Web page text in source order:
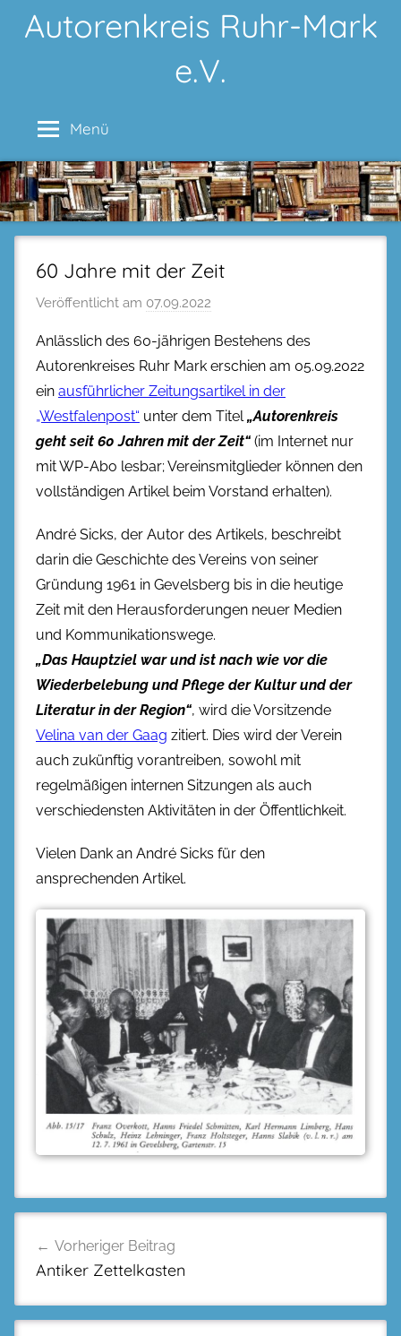
InhaltAutorenkreis Ruhr-Mark
e.V.
Menü
60 Jahre mit der Zeit
Veröffentlicht am 07.09.2022
Anlässlich des 60-jährigen Bestehens des
Autorenkreises Ruhr Mark erschien am 05.09.2022
ein ausführlicher Zeitungsartikel in der
„Westfalenpost“ unter dem Titel „Autorenkreis
geht seit 60 Jahren mit der Zeit“ (im Internet nur
mit WP-Abo lesbar; Vereinsmitglieder können den
vollständigen Artikel beim Vorstand erhalten).
André Sicks, der Autor des Artikels, beschreibt
darin die Geschichte des Vereins von seiner
Gründung 1961 in Gevelsberg bis in die heutige
Zeit mit den Herausforderungen neuer Medien
und Kommunikationswege.
„Das Hauptziel war und ist nach wie vor die
Wiederbelebung und Pflege der Kultur und der
Literatur in der Region“, wird die Vorsitzende
Velina van der Gaag zitiert. Dies wird der Verein
auch zukünftig vorantreiben, sowohl mit
regelmäßigen internen Sitzungen als auch
verschiedensten Aktivitäten in der Öffentlichkeit.
Vielen Dank an André Sicks für den
ansprechenden Artikel.
Vorheriger Beitrag
Antiker Zettelkasten